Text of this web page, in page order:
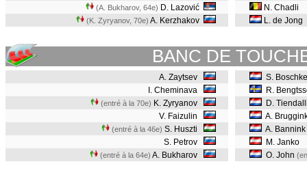
(A. Bukharov, 64e) D. Lazović
(K. Zyryanov, 70e) A. Kerzhakov
N. Chadli
L. de Jong
BANC DE
A. Zaytsev
I. Cheminava
(entré à la 70e) K. Zyryanov
V. Faizulin
(entré à la 46e) S. Huszti
S. Petrov
(entré à la 64e) A. Bukharov
S.
R.
D.
A.
A. Bannink
M. Janko
O. John